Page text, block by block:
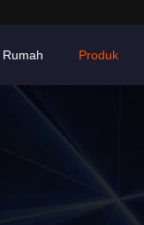
Rumah Produk